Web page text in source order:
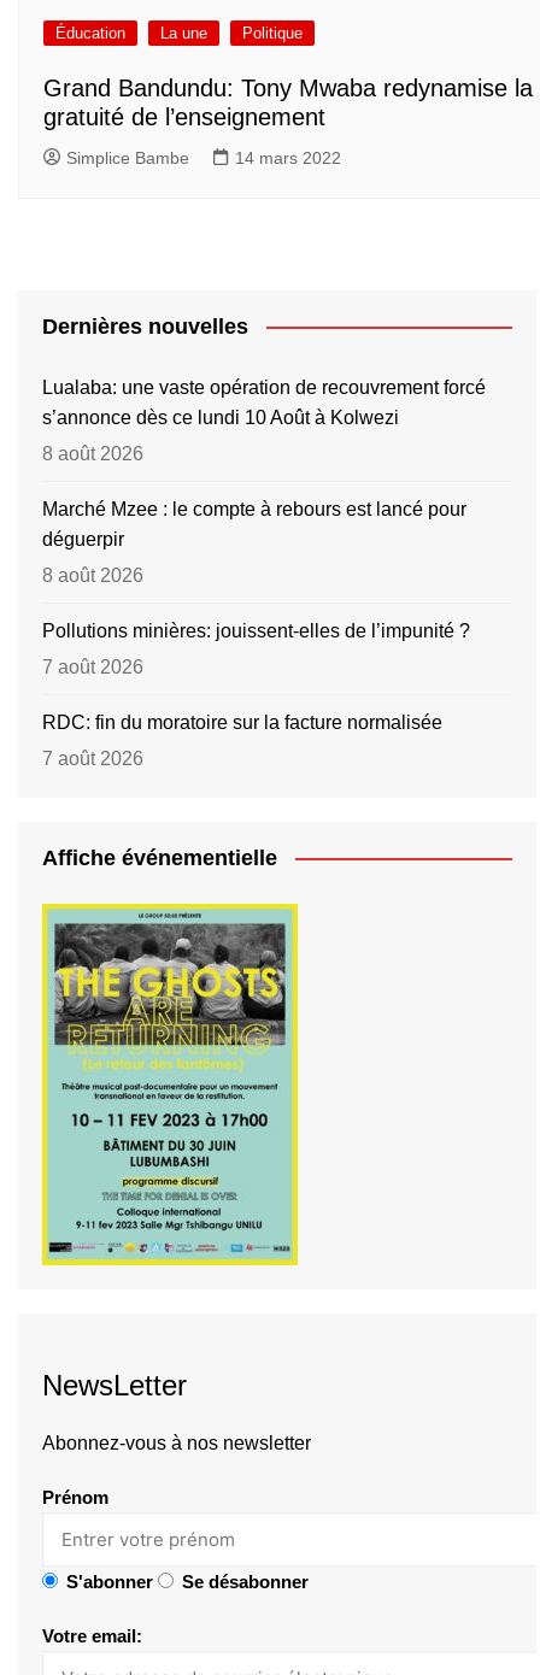
Éducation La une Politique
Grand Bandundu: Tony Mwaba redynamise la
gratuité de l’enseignement
Simplice Bambe 14 mars 2022
Dernières nouvelles
Lualaba: une vaste opération de recouvrement forcé
s’annonce dès ce lundi 10 Août à Kolwezi
8 août 2026
Marché Mzee : le compte à rebours est lancé pour
déguerpir
8 août 2026
Pollutions minières: jouissent-elles de l’impunité ?
7 août 2026
RDC: fin du moratoire sur la facture normalisée
7 août 2026
Affiche événementielle
NewsLetter
Abonnez-vous à nos newsletter
Prénom
S'abonner Se désabonner
Votre email: